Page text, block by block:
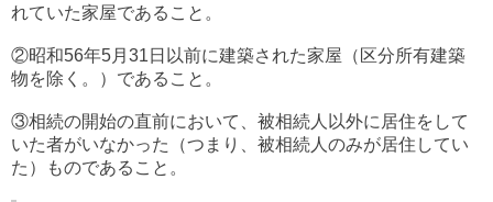
れていた家屋であること。
②昭和56年5月31日以前に建築された家屋（区分所有建築
物を除く。）であること。
③相続の開始の直前において、被相続人以外に居住をして
いた者がいなかった（つまり、被相続人のみが居住してい
た）ものであること。